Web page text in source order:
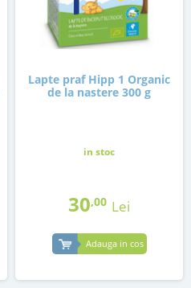
Lapte praf Hipp 1 Organic
de la nastere 300 g
in stoc
30,00 Lei
Adauga in cos